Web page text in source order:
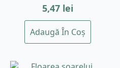
5,47 lei
Adaugă În Coș